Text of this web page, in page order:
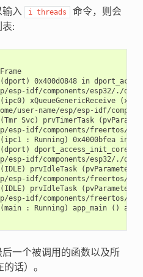
输入 i threads
命令，则会
:
0x400d0848 in
esp-idf/components/esp32/./
xQueueGenericReceive
user-name/esp/esp-idf/
Svc) prvTimerTask
esp-idf/components/freertos/./
: Running) 0x4000bfea in ??
dport_access_init_core
esp-idf/components/esp32/./
prvIdleTask
esp-idf/components/freertos/./
prvIdleTask
esp-idf/components/freertos/./
: Running) app_main () at
一个被调用的函数以及所
话）。